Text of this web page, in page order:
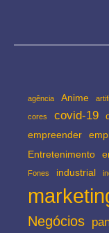
agência Anime
cores covid-19
empreender
Entretenimento
Fones industrial
Negócios